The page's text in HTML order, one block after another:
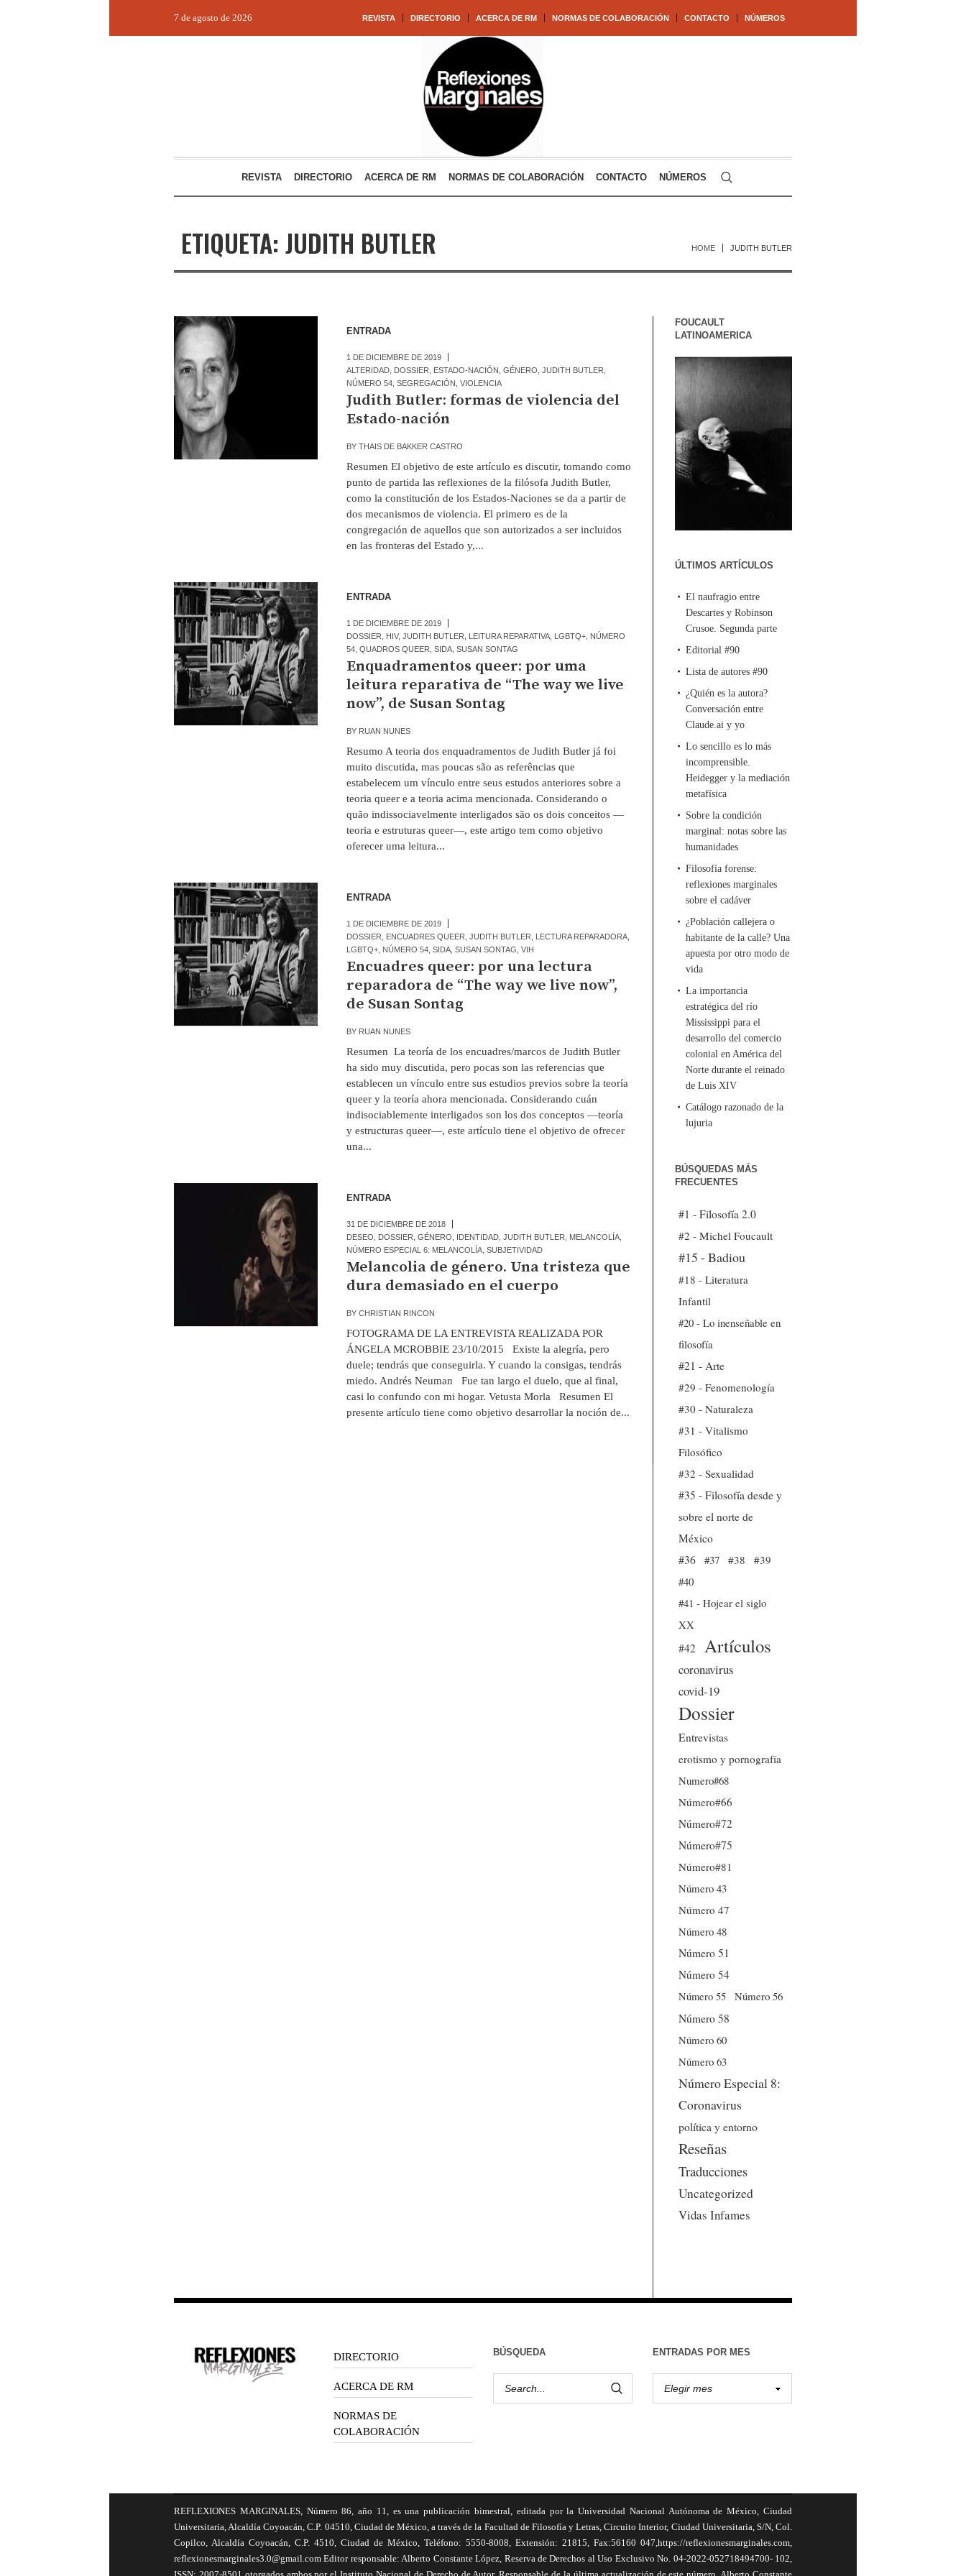
REVISTA DIRECTORIO ACERCA DE RM NORMAS DE COLABORACIÓN CONTACTO NÚMEROS
7 de agosto de 2026
REVISTA DIRECTORIO ACERCA DE RM NORMAS DE COLABORACIÓN CONTACTO NÚMEROS
ETIQUETA: JUDITH BUTLER HOME JUDITH BUTLER
ENTRADA
1 DE DICIEMBRE DE 2019
ALTERIDAD, DOSSIER ESTADO-NACIÓN GÉNERO JUDITH BUTLER
NÚMERO 54, SEGREGACIÓN VIOLENCIA
Judith Butler: formas de violencia del
Estado-nación
BY THAIS DE BAKKER CASTRO
Resumen El objetivo de este artículo es discutir, tomando como
punto de partida las reflexiones de la filósofa Judith Butler,
como la constitución de los Estados-Naciones se da a partir de
dos mecanismos de violencia. El primero es de la
congregación de aquellos que son autorizados a ser incluidos
en las fronteras del Estado y,...
ENTRADA
1 DE DICIEMBRE DE 2019
DOSSIER
HIV, JUDITH BUTLER LEITURA REPARATIVA, LGBTQ+, NÚMERO
54, QUADROS QUEER SIDA, SUSAN SONTAG
Enquadramentos queer: por uma
leitura reparativa de “The way we live
now”, de Susan Sontag
BY RUAN NUNES
Resumo A teoria dos enquadramentos de Judith Butler já foi
muito discutida, mas poucas são as referências que
estabelecem um vínculo entre seus estudos anteriores sobre a
teoria queer e a teoria acima mencionada. Considerando o
quão indissociavelmente interligados são os dois conceitos —
teoria e estruturas queer—, este artigo tem como objetivo
oferecer uma leitura...
ENTRADA
1 DE DICIEMBRE DE 2019
DOSSIER
ENCUADRES QUEER JUDITH BUTLER LECTURA REPARADORA,
LGBTQ+, NÚMERO 54, SIDA, SUSAN SONTAG VIH
Encuadres queer: por una lectura
reparadora de “The way we live now”,
de Susan Sontag
BY RUAN NUNES
Resumen La teoría de los encuadres/marcos de Judith Butler
ha sido muy discutida, pero pocas son las referencias que
establecen un vínculo entre sus estudios previos sobre la teoría
queer y la teoría ahora mencionada. Considerando cuán
indisociablemente interligados son los dos conceptos —teoría
y estructuras queer—, este artículo tiene el objetivo de ofrecer
una...
ENTRADA
31 DE DICIEMBRE DE 2018
DESEO
DOSSIER GÉNERO IDENTIDAD, JUDITH BUTLER MELANCOLÍA,
NÚMERO ESPECIAL 6: MELANCOLÍA, SUBJETIVIDAD
Melancolia de género. Una tristeza que
dura demasiado en el cuerpo
BY CHRISTIAN RINCON
FOTOGRAMA DE LA ENTREVISTA REALIZADA POR
ÁNGELA MCROBBIE 23/10/2015 Existe la alegría, pero
duele; tendrás que conseguirla. Y cuando la consigas, tendrás
miedo. Andrés Neuman Fue tan largo el duelo, que al final,
casi lo confundo con mi hogar. Vetusta Morla Resumen El
presente artículo tiene como objetivo desarrollar la noción de...
FOUCAULT
LATINOAMERICA
ÚLTIMOS ARTÍCULOS
El naufragio entre
Descartes y Robinson
Crusoe. Segunda parte
Editorial #90
Lista de autores #90
¿Quién es la autora?
Conversación entre
Claude.ai y yo
Lo sencillo es lo más
incomprensible.
Heidegger y la mediación
metafísica
Sobre la condición
marginal: notas sobre las
humanidades
Filosofía forense:
reflexiones marginales
sobre el cadáver
¿Población callejera o
habitante de la calle? Una
apuesta por otro modo de
vida
La importancia
estratégica del río
Mississippi para el
desarrollo del comercio
colonial en América del
Norte durante el reinado
de Luis XIV
Catálogo razonado de la
lujuria
BÚSQUEDAS MÁS
FRECUENTES
#1 - Filosofía 2.0
#2 - Michel Foucault
#15 - Badiou
#18 - Literatura
Infantil
#20 - Lo inenseñable en
filosofía
#21 - Arte
#29 - Fenomenología
#30 - Naturaleza
#31 - Vitalismo
Filosófico
#32 - Sexualidad
#35 - Filosofía desde y
sobre el norte de
México
#36
#37 #38
#39
#40
#41 - Hojear el siglo
XX
#42
Artículos
coronavirus
covid-19
Dossier
Entrevistas
erotismo y pornografía
Numero#68
Número#66
Número#72
Número#75
Número#81
Número 43
Número 47
Número 48
Número 51
Número 54
Número 55
Número 56
Número 58
Número 60
Número 63
Número Especial 8:
Coronavirus
política y entorno
Reseñas
Traducciones
Uncategorized
Vidas Infames
DIRECTORIO
ACERCA DE RM
NORMAS DE
COLABORACIÓN
BÚSQUEDA ENTRADAS POR MES
REFLEXIONES MARGINALES, Número 86, año 11, es una publicación bimestral, editada por la Universidad Nacional Autónoma de México, Ciudad
Universitaria, Alcaldía Coyoacán, C.P. 04510, Ciudad de México, a través de la Facultad de Filosofía y Letras, Circuito Interior, Ciudad Universitaria, S/N, Col.
Copilco, Alcaldía Coyoacán, C.P. 4510, Ciudad de México, Teléfono: 5550-8008, Extensión: 21815, Fax:56160 047,https://reflexionesmarginales.com,
reflexionesmarginales3.0@gmail.com Editor responsable: Alberto Constante López, Reserva de Derechos al Uso Exclusivo No. 04-2022-052718494700- 102,